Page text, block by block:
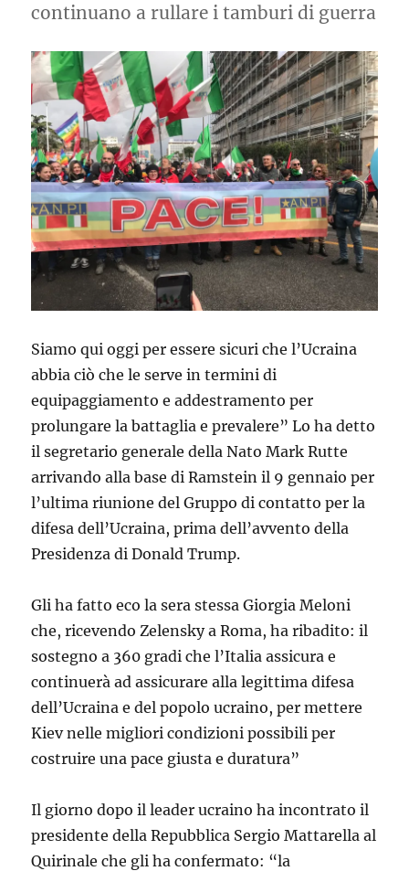
continuano a rullare i tamburi di guerra
Siamo qui oggi per essere sicuri che l’Ucraina
abbia ciò che le serve in termini di
equipaggiamento e addestramento per
prolungare la battaglia e prevalere” Lo ha detto
il segretario generale della Nato Mark Rutte
arrivando alla base di Ramstein il 9 gennaio per
l’ultima riunione del Gruppo di contatto per la
difesa dell’Ucraina, prima dell’avvento della
Presidenza di Donald Trump.
Gli ha fatto eco la sera stessa Giorgia Meloni
che, ricevendo Zelensky a Roma, ha ribadito: il
sostegno a 360 gradi che l’Italia assicura e
continuerà ad assicurare alla legittima difesa
dell’Ucraina e del popolo ucraino, per mettere
Kiev nelle migliori condizioni possibili per
costruire una pace giusta e duratura”
Il giorno dopo il leader ucraino ha incontrato il
presidente della Repubblica Sergio Mattarella al
Quirinale che gli ha confermato: “la